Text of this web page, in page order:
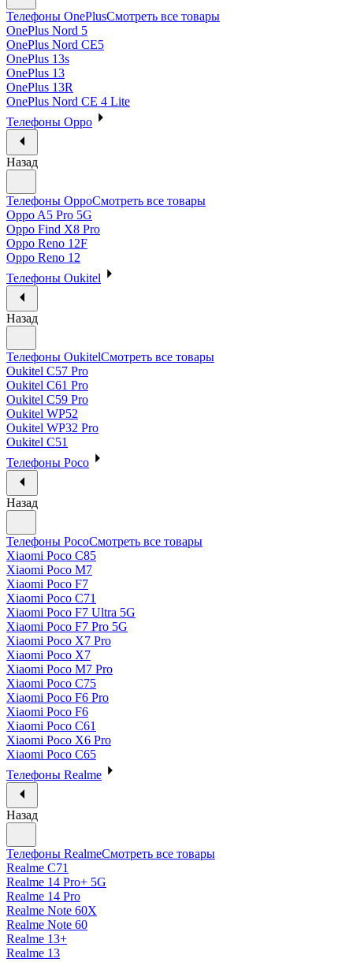
Телефоны OnePlusСмотреть все товары
OnePlus Nord 5
OnePlus Nord CE5
OnePlus 13s
OnePlus 13
OnePlus 13R
OnePlus Nord CE 4 Lite
Телефоны Oppo
Назад
Телефоны OppoСмотреть все товары
Oppo A5 Pro 5G
Oppo Find X8 Pro
Oppo Reno 12F
Oppo Reno 12
Телефоны Oukitel
Назад
Телефоны OukitelСмотреть все товары
Oukitel C57 Pro
Oukitel C61 Pro
Oukitel C59 Pro
Oukitel WP52
Oukitel WP32 Pro
Oukitel C51
Телефоны Poco
Назад
Телефоны PocoСмотреть все товары
Xiaomi Poco C85
Xiaomi Poco M7
Xiaomi Poco F7
Xiaomi Poco C71
Xiaomi Poco F7 Ultra 5G
Xiaomi Poco F7 Pro 5G
Xiaomi Poco X7 Pro
Xiaomi Poco X7
Xiaomi Poco M7 Pro
Xiaomi Poco C75
Xiaomi Poco F6 Pro
Xiaomi Poco F6
Xiaomi Poco C61
Xiaomi Poco X6 Pro
Xiaomi Poco C65
Телефоны Realme
Назад
Телефоны RealmeСмотреть все товары
Realme C71
Realme 14 Pro+ 5G
Realme 14 Pro
Realme Note 60X
Realme Note 60
Realme 13+
Realme 13